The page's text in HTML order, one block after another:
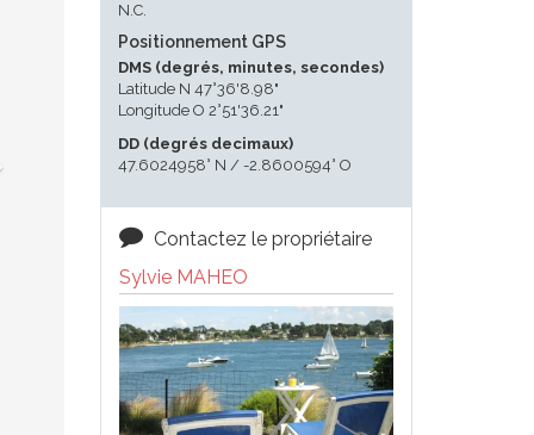
N.C.
Positionnement GPS
DMS (degrés, minutes, secondes)
Latitude N 47°36'8.98"
Longitude O 2°51'36.21"
DD (degrés decimaux)
47.6024958° N / -2.8600594° O
Contactez le propriétaire
Sylvie MAHEO